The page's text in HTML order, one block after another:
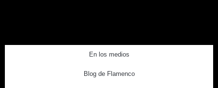
En los medios
Blog de Flamenco